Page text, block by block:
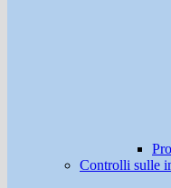
Controlli sulle